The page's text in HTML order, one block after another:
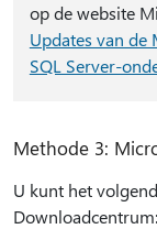
op de website
Updates van
SQL Server-
Methode 3:
U kunt het
Downloadcentrum: